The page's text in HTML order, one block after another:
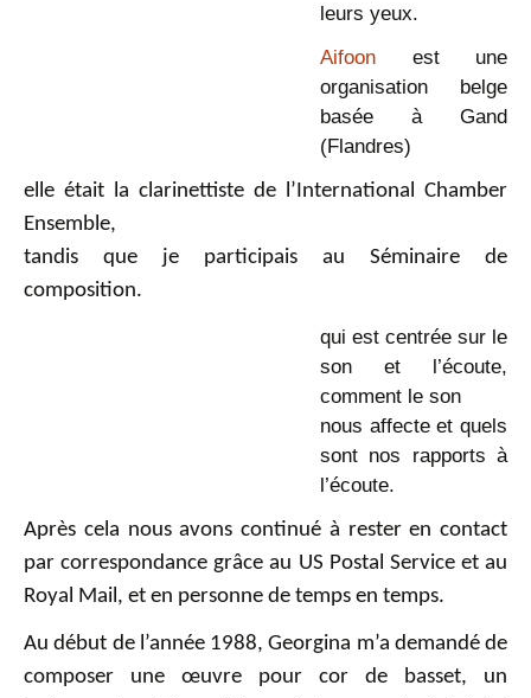
leurs yeux.
Aifoon est une
organisation belge
basée à Gand
(Flandres)
elle était la clarinettiste de l’International Chamber
Ensemble,
tandis que je participais au Séminaire de
composition.
qui est centrée sur le
son et l’écoute,
comment le son
nous affecte et quels
sont nos rapports à
l’écoute.
Après cela nous avons continué à rester en contact
par correspondance grâce au US Postal Service et au
Royal Mail, et en personne de temps en temps.
Au début de l’année 1988, Georgina m’a demandé de
composer une œuvre pour cor de basset, un